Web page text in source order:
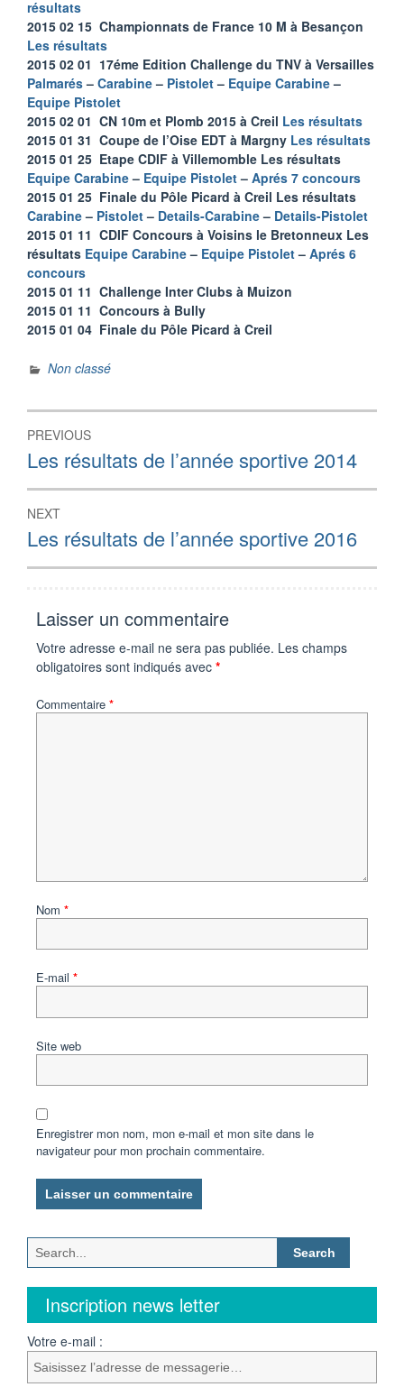
résultats
2015 02 15 Championnats de France 10 M à Besançon
Les résultats
2015 02 01 17éme Edition Challenge du TNV à Versailles
Palmarés– Carabine– Pistolet– Equipe Carabine–
Equipe Pistolet
2015 02 01 CN 10m et Plomb 2015 à Creil Les résultats
2015 01 31 Coupe de l’Oise EDT à Margny Les résultats
2015 01 25 Etape CDIF à Villemomble Les résultats
Equipe Carabine– Equipe Pistolet– Aprés 7 concours
2015 01 25 Finale du Pôle Picard à Creil Les résultats
Carabine– Pistolet– Details-Carabine– Details-Pistolet
2015 01 11 CDIF Concours à Voisins le Bretonneux Les
résultats Equipe Carabine– Equipe Pistolet– Aprés 6
concours
2015 01 11 Challenge Inter Clubs à Muizon
2015 01 11 Concours à Bully
2015 01 04 Finale du Pôle Picard à Creil
Non classé
Navigation
de
l’article
PREVIOUS
Previous
post:
Les résultats de l’année sportive 2014
NEXT
Next
post:
Les résultats de l’année sportive 2016
Laisser un commentaire
Votre adresse e-mail ne sera pas publiée. Les champs
obligatoires sont indiqués avec *
Commentaire *
Nom *
E-mail *
Site web
Enregistrer mon nom, mon e-mail et mon site dans le
navigateur pour mon prochain commentaire.
Search
for:
Inscription news letter
Votre e-mail :